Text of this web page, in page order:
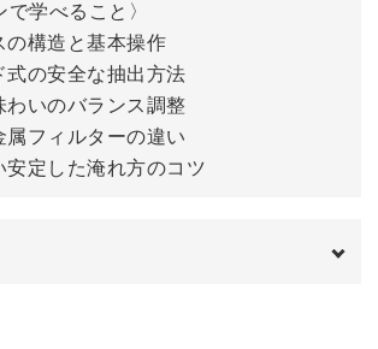
出する
で学べること〉
構造と基本操作
の安全な抽出方法
いのバランス調整
フィルターの違い
定した淹れ方のコツ